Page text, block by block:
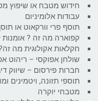
חידוש מטבח או שיפוץ
עבודות אלומיניום
תוסף פרי וורקאוט או
קפוארה מה זה ? אומנות
חקלאות אקולוגית מה
שולחן אפוקסי – ריהוט
חברות פירסום – שיווק
תוספי תזונה, ויטמינים
מטבחי יוקרה